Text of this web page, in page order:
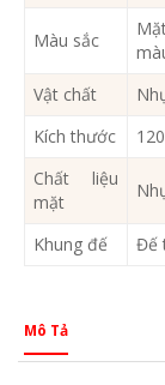
Màu sắc
Vật chất
Kích thước
Chất liệu
mặt
Khung đế Đế
Mô Tả